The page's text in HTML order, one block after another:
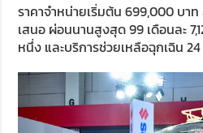
ราคาจำหน่ายเริ่มต้น 699,000 บา
เสนอ ผ่อนนานสูงสุด 99 เดือนละ
หนึ่ง และบริการช่วยเหลือฉุกเฉิน 24